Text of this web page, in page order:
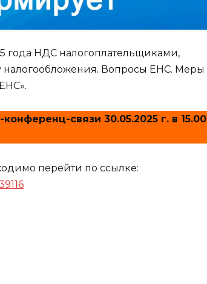
года НДС налогоплательщиками,
Вопросы ЕНС. Меры
связи 30.05.2025 г. в 15.00
перейти по ссылке: